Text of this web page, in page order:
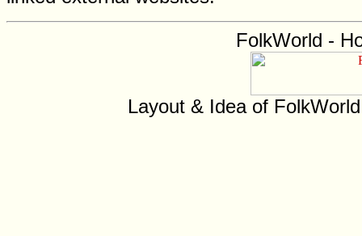
FolkWorld -
Layout & Idea of